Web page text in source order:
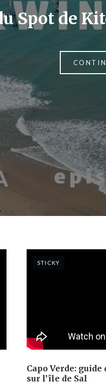
Spot de
STICKY
Capo Verde:
sur l’île de Sal